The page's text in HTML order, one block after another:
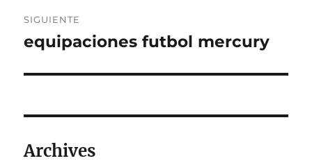
SIGUIENTE
Entrada
equipaciones futbol mercury
Archives